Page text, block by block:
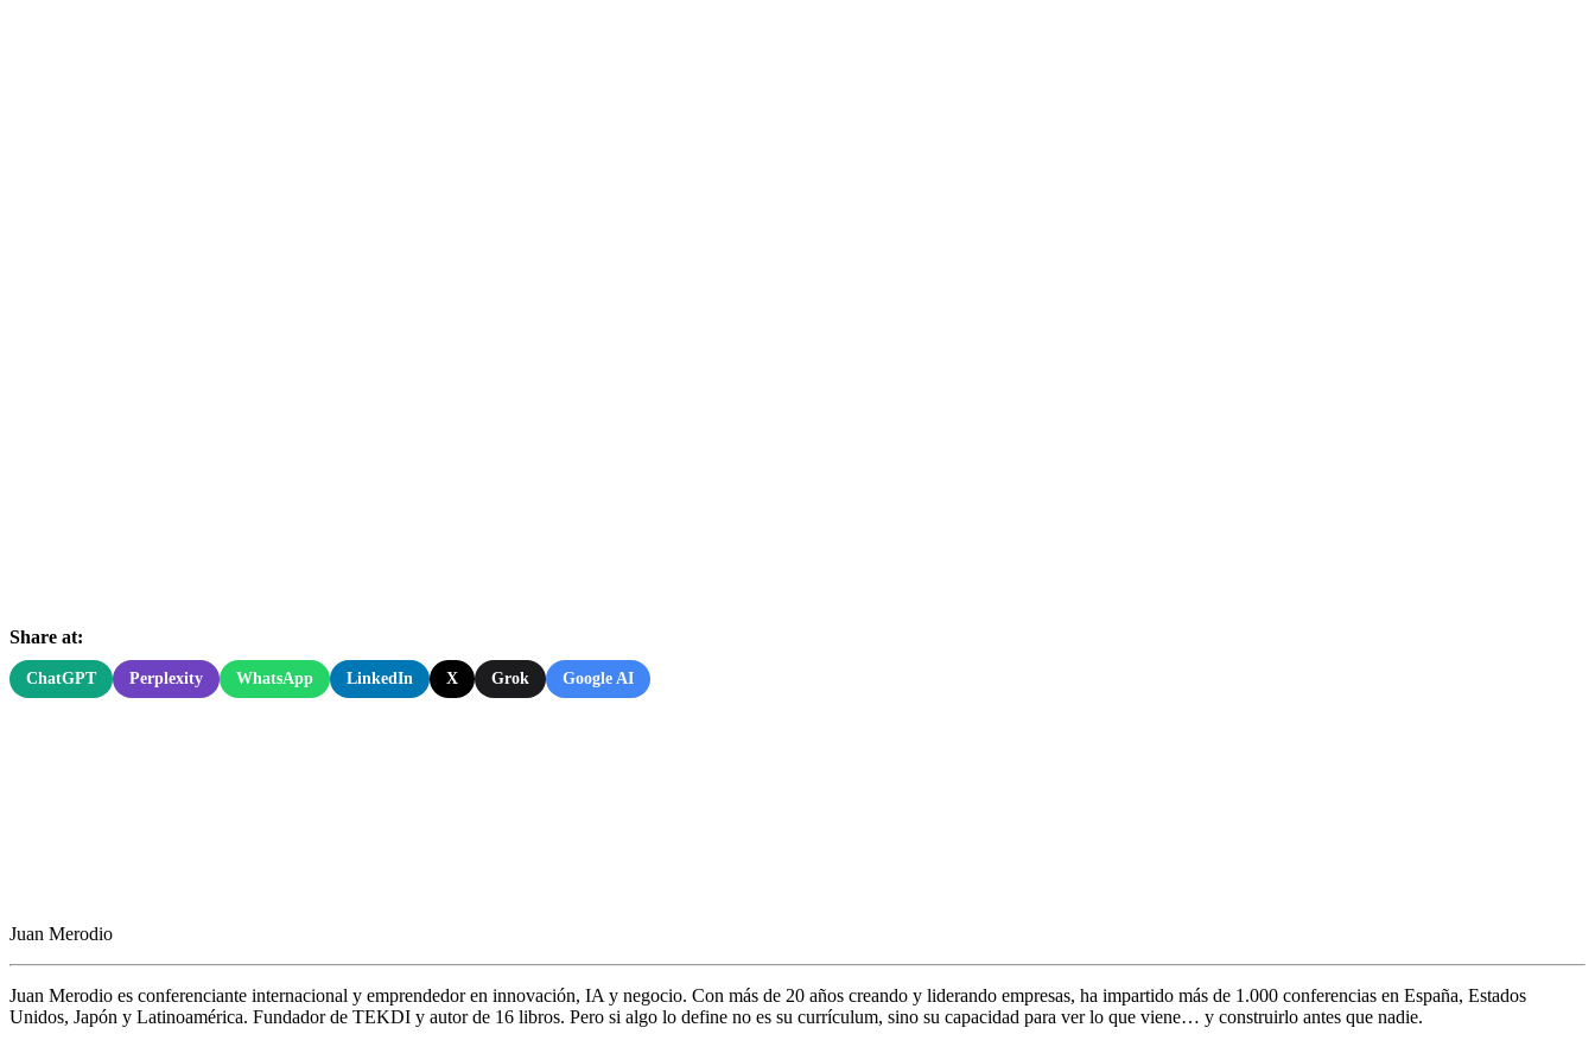
Share at:
ChatGPT Perplexity WhatsApp LinkedIn X Grok Google AI
Juan Merodio
Juan Merodio es conferenciante internacional y emprendedor en innovación, IA y negocio. Con más de 20 años creando y liderando empresas, ha impartido más de 1.000 conferencias en España, Estados
Unidos, Japón y Latinoamérica. Fundador de TEKDI y autor de 16 libros. Pero si algo lo define no es su currículum, sino su capacidad para ver lo que viene… y construirlo antes que nadie.